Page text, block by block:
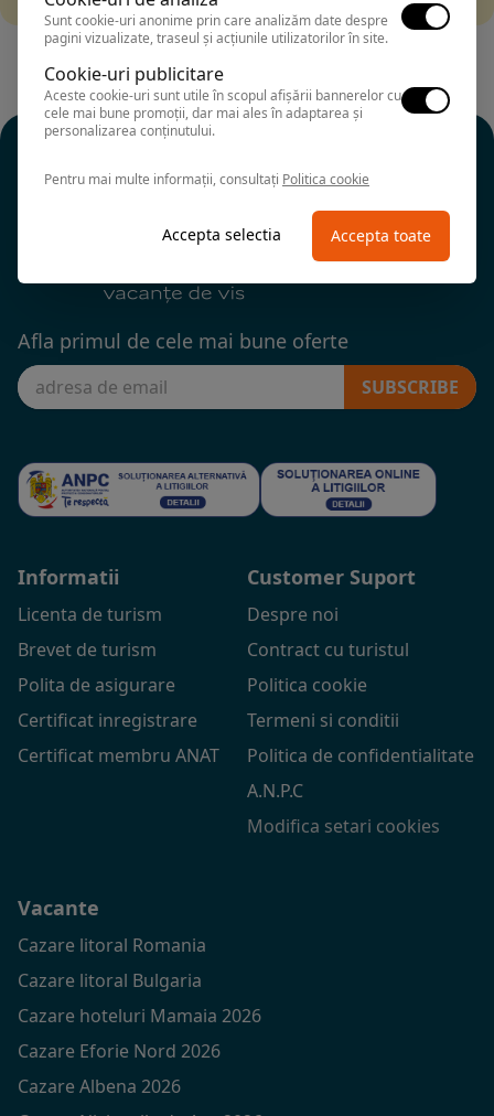
Afla primul de cele mai bune oferte
SUBSCRIBE
Informatii
Licenta de turism
Brevet de turism
Polita de asigurare
Certificat inregistrare
Certificat membru ANAT
Customer Suport
Despre noi
Contract cu turistul
Politica cookie
Termeni si conditii
Politica de confidentialitate
A.N.P.C
Modifica setari cookies
Vacante
Cazare litoral Romania
Cazare litoral Bulgaria
Cazare hoteluri Mamaia 2026
Cazare Eforie Nord 2026
Cazare Albena 2026
Sunt cookie-uri anonime prin care analizăm date despre
pagini vizualizate, traseul și acțiunile utilizatorilor în site.
Cookie-uri publicitare
Aceste cookie-uri sunt utile în scopul afișării bannerelor cu
cele mai bune promoții, dar mai ales în adaptarea și
personalizarea conținutului.
Pentru mai multe informații, consultați Politica cookie
Accepta selectia Accepta toate